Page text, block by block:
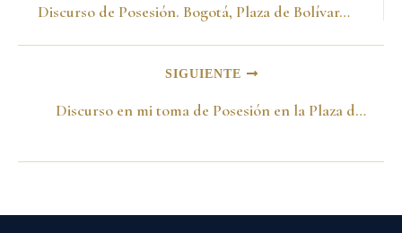
Discurso de Posesión. Bogotá, Plaza de Bolívar, Agosto 7, 1998
SIGUIENTE
Discurso en mi toma de Posesión en la Plaza de Bolívar. Bogotá, Agosto 7, 1998